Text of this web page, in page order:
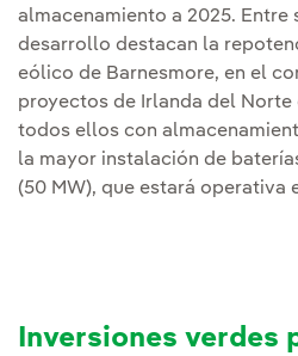
almacenamiento a 2025. Entre
desarrollo destacan la
eólico de Barnesmore, en el
proyectos de Irlanda del
todos ellos con
la mayor instalación de
(50 MW), que estará operativa
Inversiones verdes